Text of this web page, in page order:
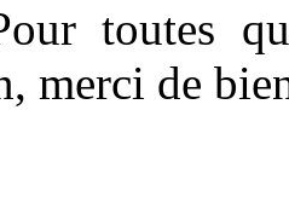
toutes
, merci de